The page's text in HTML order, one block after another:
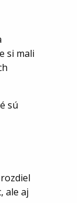
si mali
sú
ale aj